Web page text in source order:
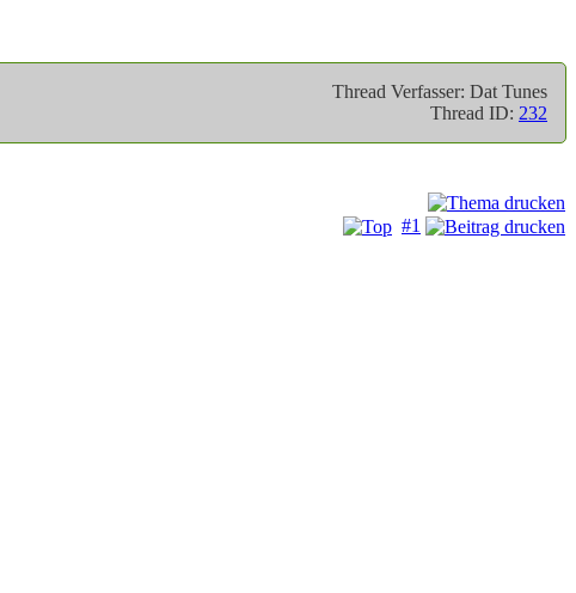
Thread Verfasser: Dat Tunes
Thread ID: 232
#1